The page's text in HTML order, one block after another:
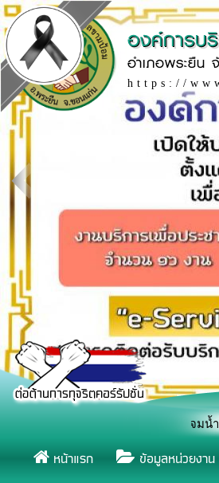
องค์การบ
อำเภอพระยืน
https://
ญลักษณ์หยุดยั้งการจมน้ำ เนื่องในวันป้อง
หน้าแรก ข้อมูลหน่วยงาน